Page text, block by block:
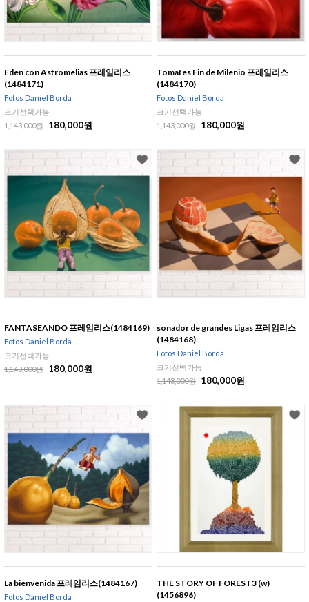
Eden con Astromelias 프레임리스
(1484171)
Fotos Daniel Borda
크기선택가능
1,143,000원
180,000원
Tomates Fin de Milenio 프레임리스
(1484170)
Fotos Daniel Borda
크기선택가능
1,143,000원
180,000원
FANTASEANDO 프레임리스(1484169)
Fotos Daniel Borda
크기선택가능
1,143,000원
180,000원
sonador de grandes Ligas 프레임리스
(1484168)
Fotos Daniel Borda
크기선택가능
1,143,000원
180,000원
La bienvenida 프레임리스(1484167)
Fotos Daniel Borda
THE STORY OF FOREST3 (w)
(1456896)